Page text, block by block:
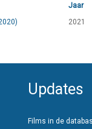
Jaar
2021
Updates
Films in de